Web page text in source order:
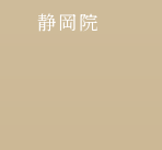
静岡院